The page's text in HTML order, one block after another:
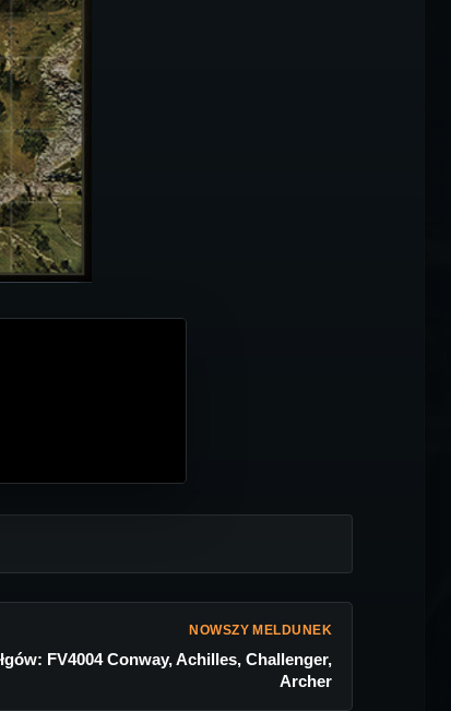
NOWSZY MELDUNEK
FV4004 Conway, Achilles, Challenger,
Archer